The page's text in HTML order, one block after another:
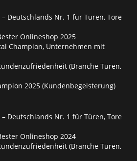
– Deutschlands Nr. 1 für Türen, Tore
Onlineshop 2025
Champion, Unternehmen mit
(Branche Türen,
2025 (Kundenbegeisterung)
– Deutschlands Nr. 1 für Türen, Tore
Onlineshop 2024
(Branche Türen,